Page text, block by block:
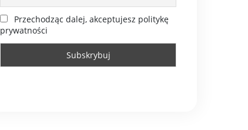
Przechodząc dalej, akceptujesz politykę
prywatności